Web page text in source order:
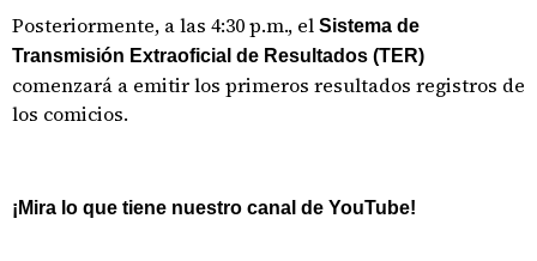
Posteriormente, a las 4:30 p.m., el Sistema de
Transmisión Extraoficial de Resultados (TER)
comenzará a emitir los primeros resultados registros de
los comicios.
¡Mira lo que tiene nuestro canal de YouTube!